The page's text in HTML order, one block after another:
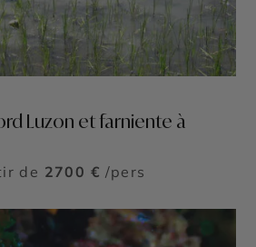
Luzon et farniente à
de 2700 € /pers